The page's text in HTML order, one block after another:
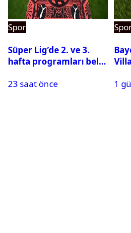
Spor
Süper Lig’de 2. ve 3.
hafta programları belli
23 saat önce
1